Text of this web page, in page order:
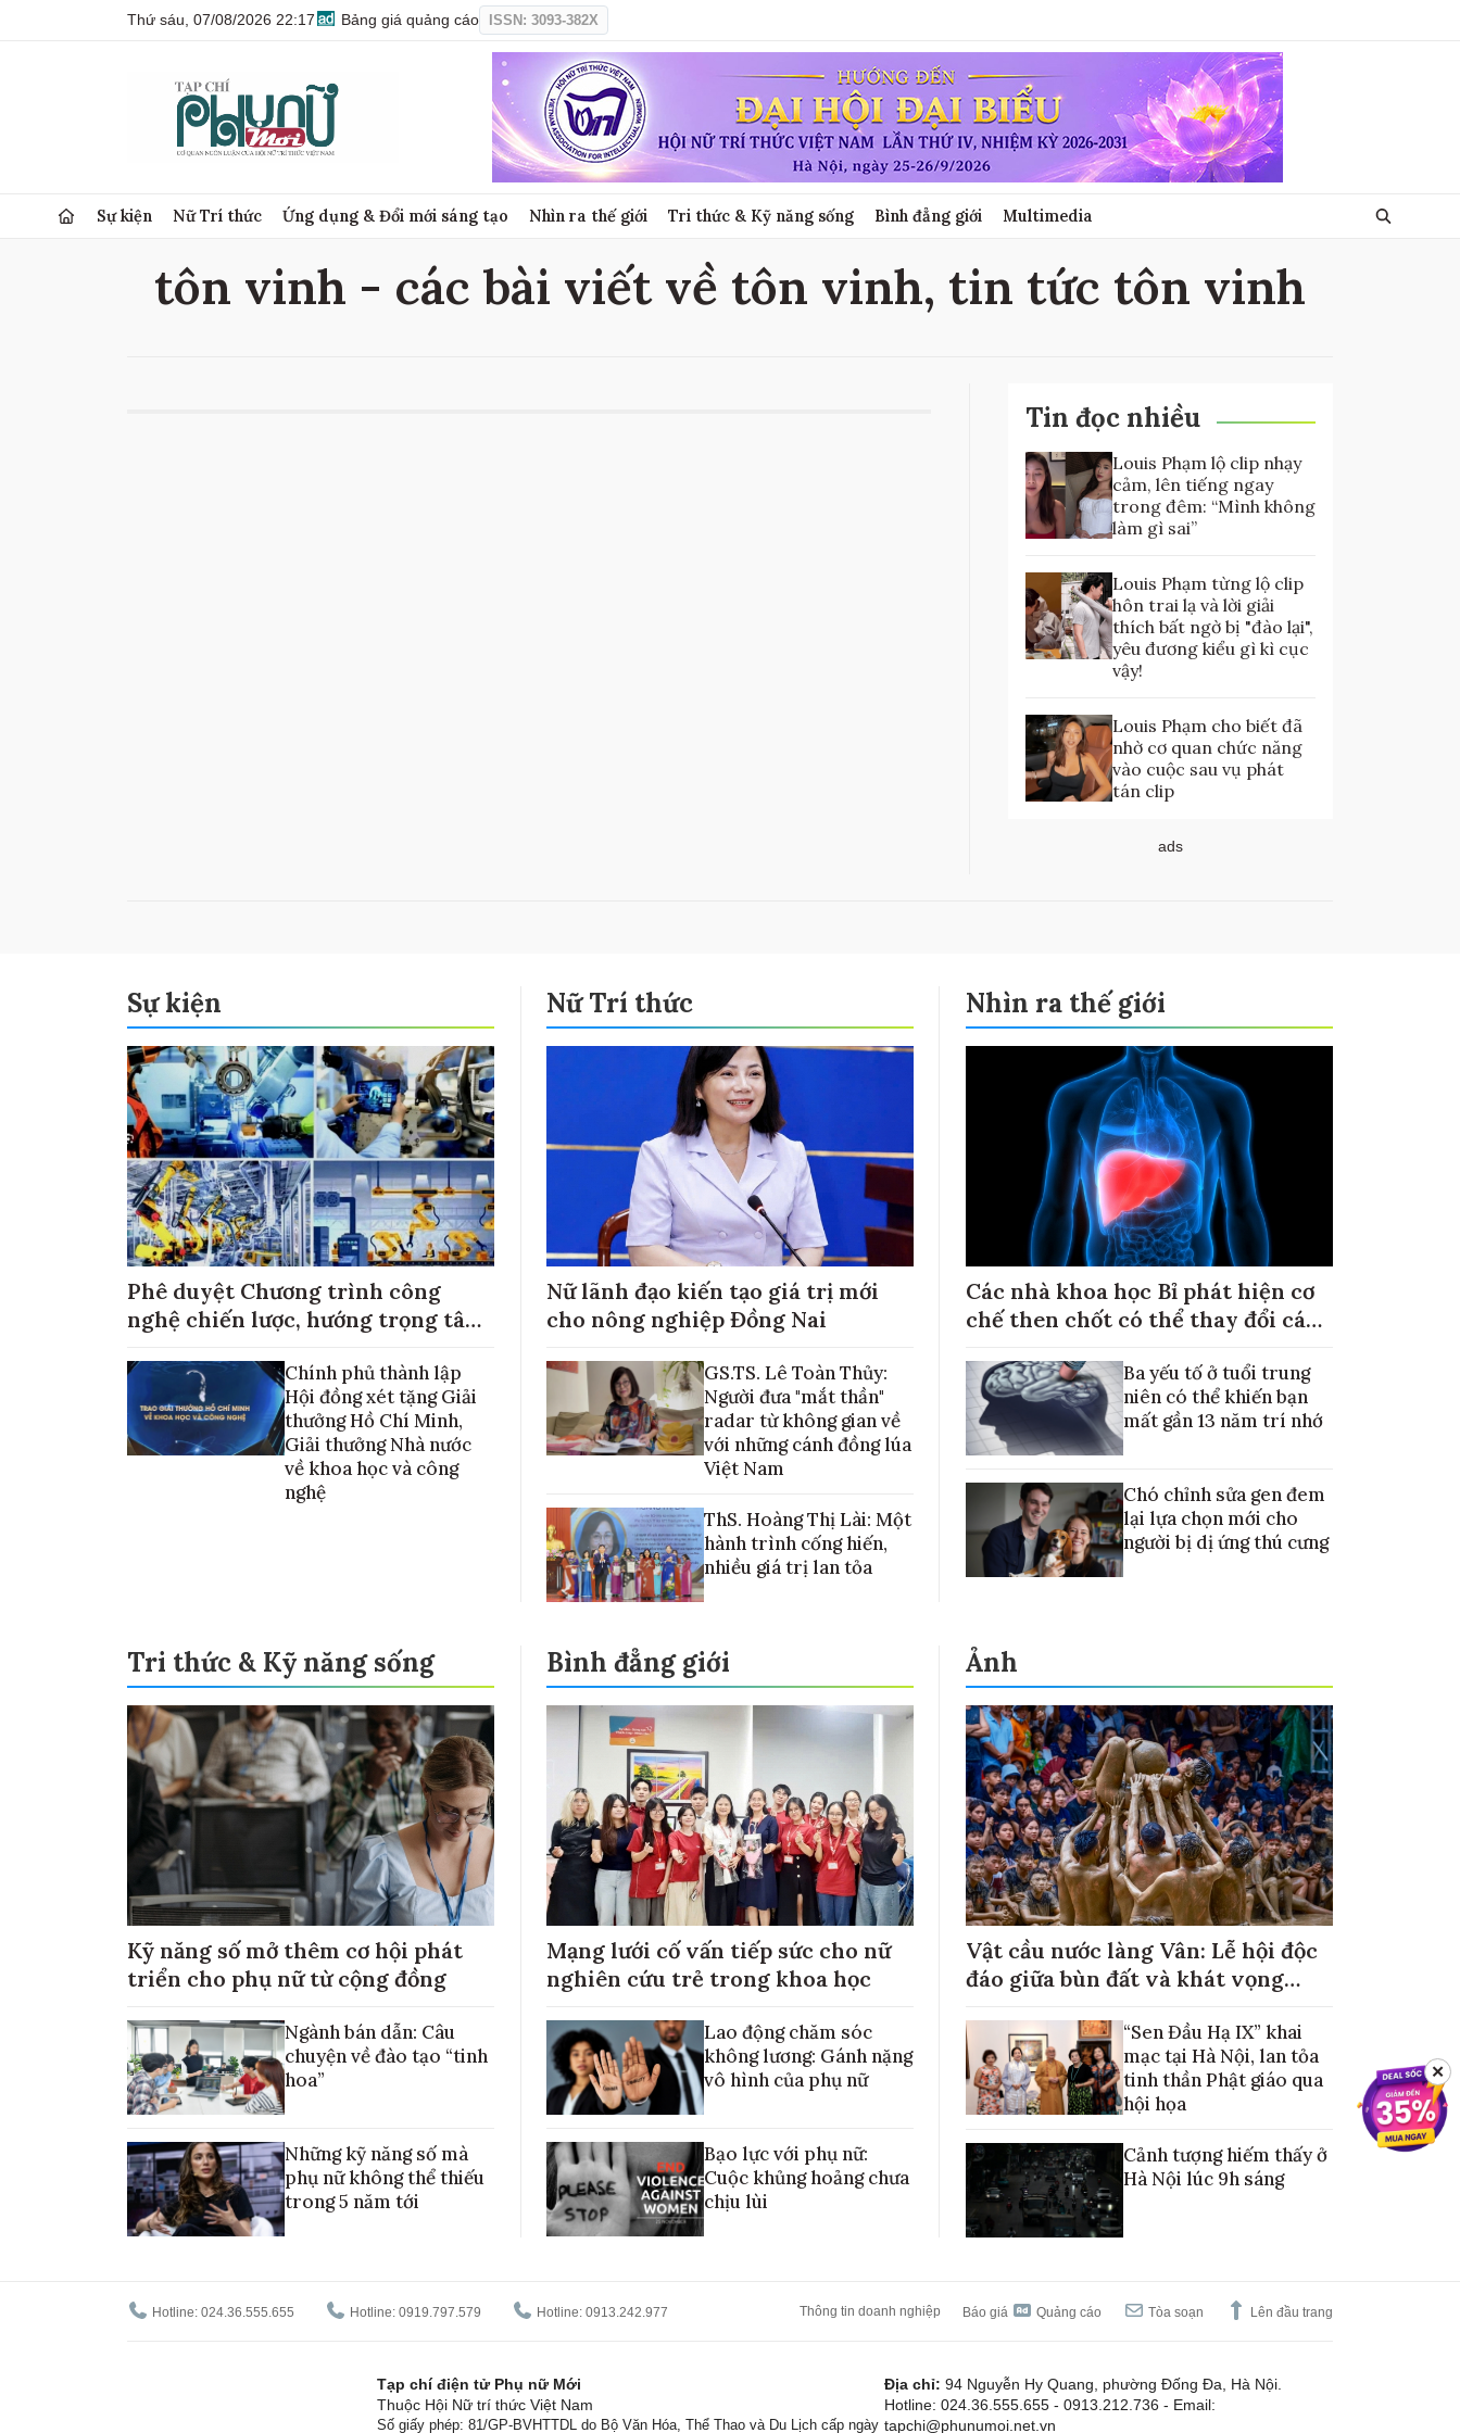
Thứ sáu, 07/08/2026 22:17 Bảng giá quảng cáo ISSN: 3093-382X
Sự kiện Nữ Trí thức Ứng dụng & Đổi mới sáng tạo Nhìn ra thế giới Tri thức & Kỹ năng sống Bình đẳng giới Multimedia
tôn vinh - các bài viết về tôn vinh, tin tức tôn vinh
Tin đọc nhiều
Louis Phạm lộ clip nhạy
cảm, lên tiếng ngay
trong đêm: “Mình không
làm gì sai”
Louis Phạm từng lộ clip
hôn trai lạ và lời giải
thích bất ngờ bị "đào lại",
yêu đương kiểu gì kì cục
vậy!
Louis Phạm cho biết đã
nhờ cơ quan chức năng
vào cuộc sau vụ phát
tán clip
ads
Sự kiện
Phê duyệt Chương trình công
nghệ chiến lược, hướng trọng tâm
Chính phủ thành lập
Hội đồng xét tặng Giải
thưởng Hồ Chí Minh,
Giải thưởng Nhà nước
về khoa học và công
nghệ
Nữ Trí thức
Nữ lãnh đạo kiến tạo giá trị mới
cho nông nghiệp Đồng Nai
GS.TS. Lê Toàn Thủy:
Người đưa "mắt thần"
radar từ không gian về
với những cánh đồng lúa
Việt Nam
ThS. Hoàng Thị Lài: Một
hành trình cống hiến,
nhiều giá trị lan tỏa
Nhìn ra thế giới
Các nhà khoa học Bỉ phát hiện cơ
chế then chốt có thể thay đổi cách
Ba yếu tố ở tuổi trung
niên có thể khiến bạn
mất gần 13 năm trí nhớ
Chó chỉnh sửa gen đem
lại lựa chọn mới cho
người bị dị ứng thú cưng
Tri thức & Kỹ năng sống
Kỹ năng số mở thêm cơ hội phát
triển cho phụ nữ từ cộng đồng
Ngành bán dẫn: Câu
chuyện về đào tạo “tinh
hoa”
Những kỹ năng số mà
phụ nữ không thể thiếu
trong 5 năm tới
Bình đẳng giới
Mạng lưới cố vấn tiếp sức cho nữ
nghiên cứu trẻ trong khoa học
Lao động chăm sóc
không lương: Gánh nặng
vô hình của phụ nữ
Bạo lực với phụ nữ:
Cuộc khủng hoảng chưa
chịu lùi
Ảnh
Vật cầu nước làng Vân: Lễ hội độc
đáo giữa bùn đất và khát vọng
“Sen Đầu Hạ IX” khai
mạc tại Hà Nội, lan tỏa
tinh thần Phật giáo qua
hội họa
Cảnh tượng hiếm thấy ở
Hà Nội lúc 9h sáng
Hotline: 024.36.555.655 Hotline: 0919.797.579 Hotline: 0913.242.977 Thông tin doanh nghiệp Báo giá Quảng cáo Tòa soạn Lên đầu trang
Tạp chí điện tử Phụ nữ Mới
Thuộc Hội Nữ trí thức Việt Nam
Số giấy phép: 81/GP-BVHTTDL do Bộ Văn Hóa, Thể Thao và Du Lịch cấp ngày
Địa chỉ: 94 Nguyễn Hy Quang, phường Đống Đa, Hà Nội.
Hotline: 024.36.555.655 - 0913.212.736 - Email:
tapchi@phunumoi.net.vn
✕